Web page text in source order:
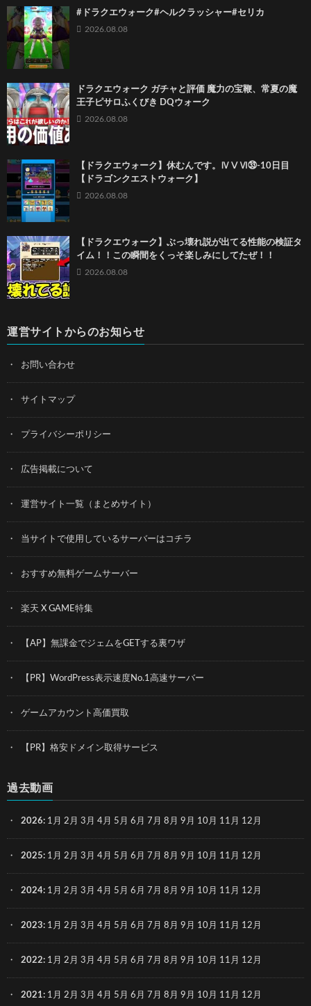
#ドラクエウォーク#ヘルクラッシャー#セリカ
2026.08.08
ドラクエウォーク ガチャと評価 魔力の宝鞭、常夏の魔
王子ピサロふくびき DQウォーク
2026.08.08
【ドラクエウォーク】休むんです。ⅣⅤⅥ㉝-10日目
【ドラゴンクエストウォーク】
2026.08.08
【ドラクエウォーク】ぶっ壊れ説が出てる性能の検証タ
イム！！この瞬間をくっそ楽しみにしてたぜ！！
2026.08.08
運営サイトからのお知らせ
お問い合わせ
サイトマップ
プライバシーポリシー
広告掲載について
運営サイト一覧（まとめサイト）
当サイトで使用しているサーバーはコチラ
おすすめ無料ゲームサーバー
楽天 X GAME特集
【AP】無課金でジェムをGETする裏ワザ
【PR】WordPress表示速度No.1高速サーバー
ゲームアカウント高価買取
【PR】格安ドメイン取得サービス
過去動画
2026: 1月 2月 3月 4月 5月 6月 7月 8月 9月 10月 11月 12月
2025: 1月 2月 3月 4月 5月 6月 7月 8月 9月 10月 11月 12月
2024: 1月 2月 3月 4月 5月 6月 7月 8月 9月 10月 11月 12月
2023: 1月 2月 3月 4月 5月 6月 7月 8月 9月 10月 11月 12月
2022: 1月 2月 3月 4月 5月 6月 7月 8月 9月 10月 11月 12月
2021: 1月 2月 3月 4月 5月 6月 7月 8月 9月 10月 11月 12月